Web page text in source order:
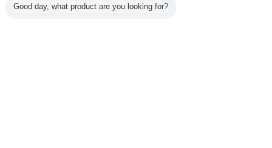
Masaüstü görünümü
Good day, what product are you looking for?